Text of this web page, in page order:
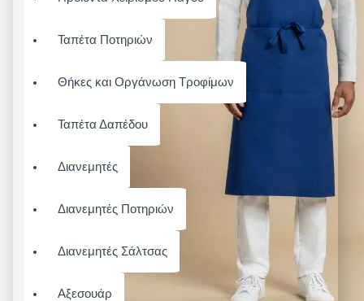
Ταπέτα Ποτηριών
Θήκες και Οργάνωση Τροφίμων
Ταπέτα Δαπέδου
Διανεμητές
Διανεμητές Ποτηριών
Διανεμητές Σάλτσας
Αξεσουάρ